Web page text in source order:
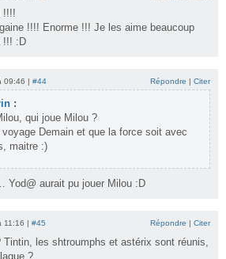
!!!!
!!!! Enorme !!! Je les aime beaucoup
!!! :D
09:46 | #44 Répondre | Citer
:
qui joue Milou ?
voyage Demain et que la force soit avec
maitre :)
Yod@ aurait pu jouer Milou :D
11:16 | #45 Répondre | Citer
Tintin, les shtroumphs et astérix sont réunis,
?